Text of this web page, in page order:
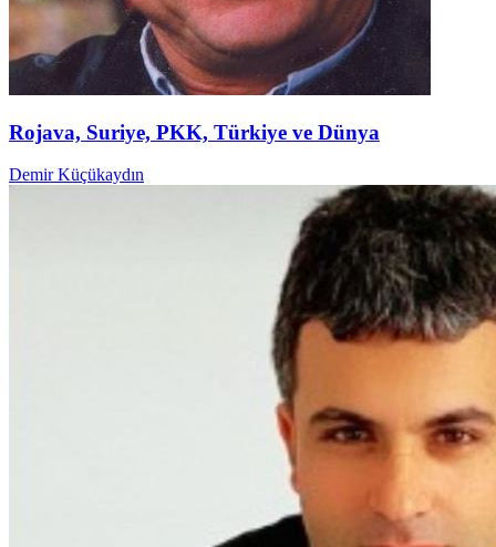
Rojava, Suriye, PKK, Türkiye ve Dünya
Demir Küçükaydın